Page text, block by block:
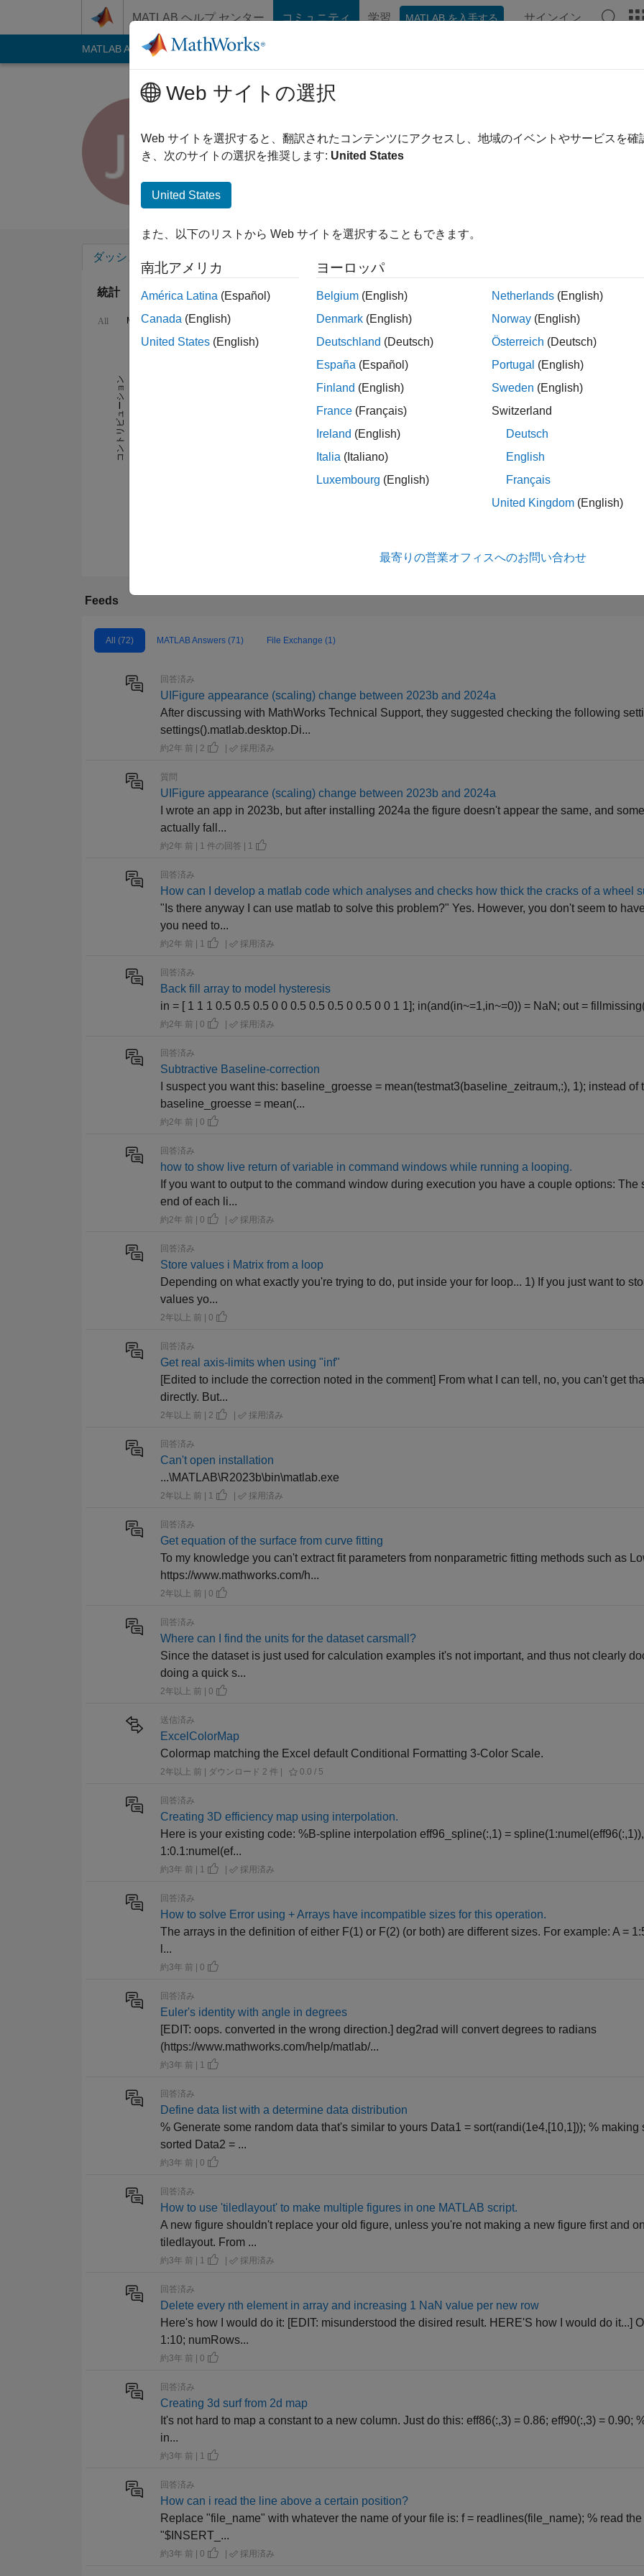
コンテンツへスキップ
MATLAB ヘルプ センター コミュニティ 学習 MATLAB を入手する サインイン
MATLAB Answers File Exchange Cody
Joe Vinciguerra
Last seen: 約1年 前 | 2019 年からアクティブ
Followers:0Following:0
ダッシュボード
統計
All MATLAB Answers File Exchange
コントリビューション
of 302,023
Feeds
All (72) MATLAB Answers (71) File Exchange (1)
回答済み
UIFigure appearance (scaling) change between 2023b and 2024a
After discussing with MathWorks Technical Support, they suggested checking the following
settings().matlab.desktop.Di...
約2年 前 | 2 | 採用済み
質問
UIFigure appearance (scaling) change between 2023b and 2024a
I wrote an app in 2023b, but after installing 2024a the figure doesn't appear the same, and
actually fall...
約2年 前 | 1 件の回答 | 1
回答済み
How can I develop a matlab code which analyses and checks how thick the cracks of a wheel
"Is there anyway I can use matlab to solve this problem?" Yes. However, you don't seem to
you need to...
約2年 前 | 1 | 採用済み
回答済み
Back fill array to model hysteresis
in = [ 1 1 1 0.5 0.5 0.5 0 0 0.5 0.5 0.5 0 0.5 0 0 1 1]; in(and(in~=1,in~=0)) = NaN; out =
約2年 前 | 0 | 採用済み
回答済み
Subtractive Baseline-correction
I suspect you want this: baseline_groesse = mean(testmat3(baseline_zeitraum,:), 1); instead of
baseline_groesse = mean(...
約2年 前 | 0
回答済み
how to show live return of variable in command windows while running a looping.
If you want to output to the command window during execution you have a couple options: The
end of each li...
約2年 前 | 0 | 採用済み
回答済み
Store values i Matrix from a loop
Depending on what exactly you're trying to do, put inside your for loop... 1) If you just want to
values yo...
2年以上 前 | 0
回答済み
Get real axis-limits when using "inf"
[Edited to include the correction noted in the comment] From what I can tell, no, you can't get
directly. But...
2年以上 前 | 2 | 採用済み
回答済み
Can't open installation
...\MATLAB\R2023b\bin\matlab.exe
2年以上 前 | 1 | 採用済み
回答済み
Get equation of the surface from curve fitting
To my knowledge you can't extract fit parameters from nonparametric fitting methods such as
https://www.mathworks.com/h...
2年以上 前 | 0
回答済み
Where can I find the units for the dataset carsmall?
Since the dataset is just used for calculation examples it's not important, and thus not clearly
doing a quick s...
2年以上 前 | 0
送信済み
ExcelColorMap
Colormap matching the Excel default Conditional Formatting 3-Color Scale.
2年以上 前 | ダウンロード 2 件 | 0.0 / 5
回答済み
Creating 3D efficiency map using interpolation.
Here is your existing code: %B-spline interpolation eff96_spline(:,1) =
1:0.1:numel(ef...
約3年 前 | 1 | 採用済み
回答済み
How to solve Error using + Arrays have incompatible sizes for this operation.
The arrays in the definition of either F(1) or F(2) (or both) are different sizes. For example: A =
l...
約3年 前 | 0
回答済み
Euler's identity with angle in degrees
[EDIT: oops. converted in the wrong direction.] deg2rad will convert degrees to radians
(https://www.mathworks.com/help/matlab/...
約3年 前 | 1
回答済み
Define data list with a determine data distribution
% Generate some random data that's similar to yours Data1 = sort(randi(1e4,[10,1])); % making
sorted Data2 = ...
約3年 前 | 0
回答済み
How to use 'tiledlayout' to make multiple figures in one MATLAB script.
A new figure shouldn't replace your old figure, unless you're not making a new figure first and
tiledlayout. From ...
約3年 前 | 1 | 採用済み
回答済み
Delete every nth element in array and increasing 1 NaN value per new row
Here's how I would do it: [EDIT: misunderstood the disired result. HERE'S how I would do it...]
1:10; numRows...
約3年 前 | 0
回答済み
Creating 3d surf from 2d map
It's not hard to map a constant to a new column. Just do this: eff86(:,3) = 0.86; eff90(:,3) = 0.90;
in...
約3年 前 | 1
回答済み
How can i read the line above a certain position?
Replace "file_name" with whatever the name of your file is: f = readlines(file_name); % read
"$INSERT_...
約3年 前 | 0 | 採用済み
Web サイトの選択
Web サイトを選択すると、翻訳されたコンテンツにアクセスし、地域のイベントやサービスを
き、次のサイトの選択を推奨します: United States
United States
また、以下のリストから Web サイトを選択することもできます。
南北アメリカ
América Latina (Español)
Canada (English)
United States (English)
ヨーロッパ
Belgium (English)
Denmark (English)
Deutschland (Deutsch)
España (Español)
Finland (English)
France (Français)
Ireland (English)
Italia (Italiano)
Luxembourg (English)
Netherlands (English)
Norway (English)
Österreich (Deutsch)
Portugal (English)
Sweden (English)
Switzerland
Deutsch
English
Français
United Kingdom (English)
最寄りの営業オフィスへのお問い合わせ